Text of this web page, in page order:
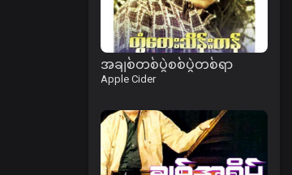
အချစ်တစ်ပွဲစစ်ပွဲတစ်ရာ
Apple Cider